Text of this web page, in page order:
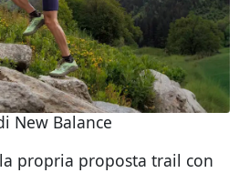
New Balance
propria proposta trail con